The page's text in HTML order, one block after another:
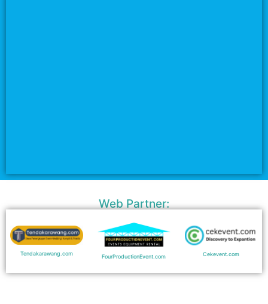
Web Partner:
Tendakarawang.com FourProductionEvent.com Cekevent.com